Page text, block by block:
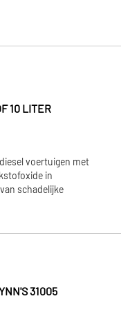
10 LITER
voertuigen met
in
schadelijke
31005